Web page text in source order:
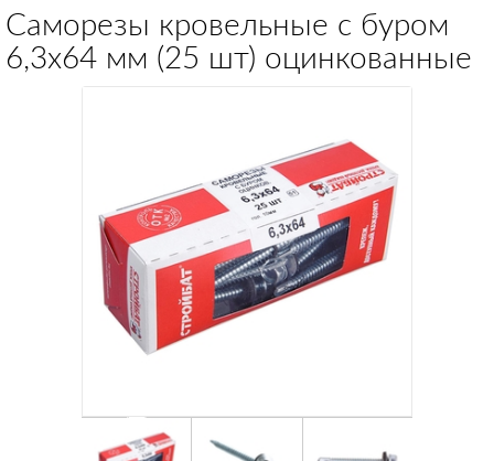
Саморезы кровельные с буром
6,3х64 мм (25 шт) оцинкованные